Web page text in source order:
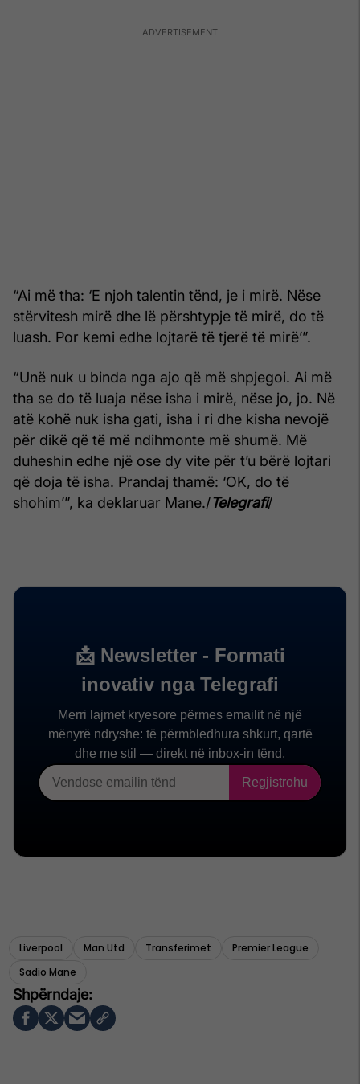
“Ai më tha: ‘E njoh talentin tënd, je i mirë. Nëse
stërvitesh mirë dhe lë përshtypje të mirë, do të
luash. Por kemi edhe lojtarë të tjerë të mirë’”.
“Unë nuk u binda nga ajo që më shpjegoi. Ai më
tha se do të luaja nëse isha i mirë, nëse jo, jo. Në
atë kohë nuk isha gati, isha i ri dhe kisha nevojë
për dikë që të më ndihmonte më shumë. Më
duheshin edhe një ose dy vite për t’u bërë lojtari
që doja të isha. Prandaj thamë: ‘OK, do të
shohim’”, ka deklaruar Mane./Telegrafi/
Liverpool Man Utd Transferimet
Premier League
Sadio Mane